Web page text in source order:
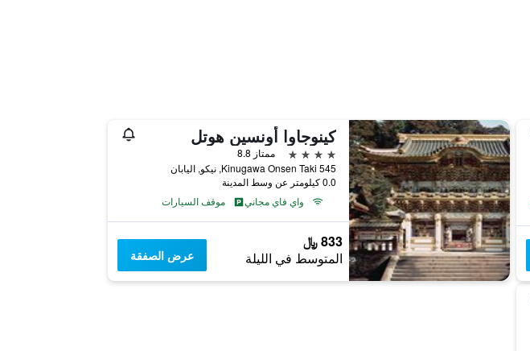
كينوجاوا أونسين هوتل
4 نجوم
ممتاز 8.8
Kinugawa Onsen Taki 545, نيكو, اليابان
0.0 كيلومتر عن وسط المدينة
واي فاي مجاني
موقف السيارات
833 ﷼
المتوسط في الليلة عرض الصفقة